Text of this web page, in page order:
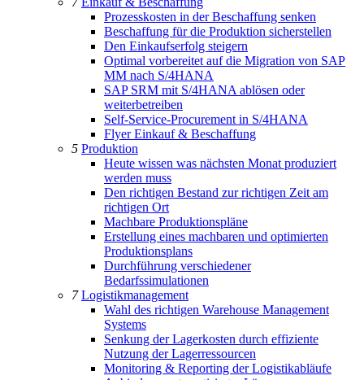
Prozesskosten in der Beschaffung senken
Beschaffung für die Produktion sicherstellen
Den Einkaufserfolg steigern
Optimal vorbereitet auf die Migration von SAP
MM nach S/4HANA
SAP SRM mit S/4HANA ablösen oder
weiterbetreiben
Self-Service-Procurement in S/4HANA
Flyer Einkauf & Beschaffung
5 Produktion
Heute wissen was nächsten Monat produziert
werden muss
Den richtigen Bestand zur richtigen Zeit am
richtigen Ort
Machbare Produktionspläne
Erstellung eines machbaren und optimierten
Produktionsplans
Durchführung verschiedener
Bedarfssimulationen
7Logistikmanagement
Wahl des richtigen Warehouse Management
Systems
Senkung der Lagerkosten durch effiziente
Nutzung der Lagerressourcen
Monitoring & Reporting der Logistikabläufe